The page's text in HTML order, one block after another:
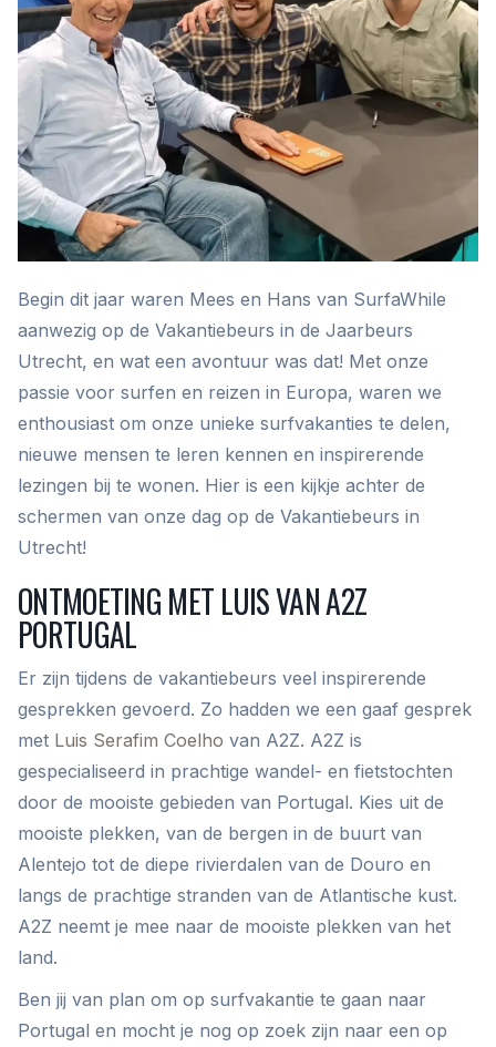
Begin dit jaar waren Mees en Hans van SurfaWhile
aanwezig op de Vakantiebeurs in de Jaarbeurs
Utrecht, en wat een avontuur was dat! Met onze
passie voor surfen en reizen in Europa, waren we
enthousiast om onze unieke surfvakanties te delen,
nieuwe mensen te leren kennen en inspirerende
lezingen bij te wonen. Hier is een kijkje achter de
schermen van onze dag op de Vakantiebeurs in
Utrecht!
ONTMOETING MET LUIS VAN A2Z
PORTUGAL
Er zijn tijdens de vakantiebeurs veel inspirerende
gesprekken gevoerd. Zo hadden we een gaaf gesprek
met Luis Serafim Coelho van A2Z. A2Z is
gespecialiseerd in prachtige wandel- en fietstochten
door de mooiste gebieden van Portugal. Kies uit de
mooiste plekken, van de bergen in de buurt van
Alentejo tot de diepe rivierdalen van de Douro en
langs de prachtige stranden van de Atlantische kust.
A2Z neemt je mee naar de mooiste plekken van het
land.
Ben jij van plan om op surfvakantie te gaan naar
Portugal en mocht je nog op zoek zijn naar een op